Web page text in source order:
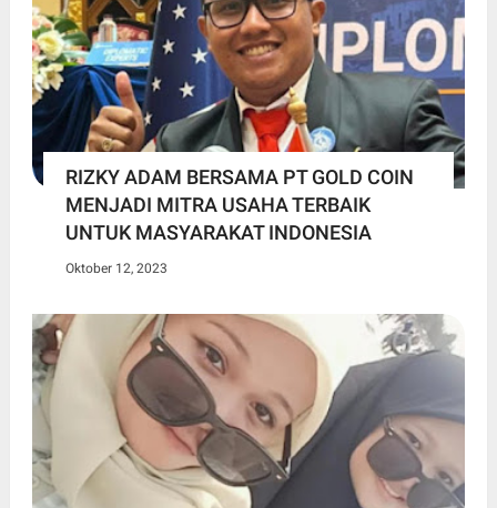
RIZKY ADAM BERSAMA PT GOLD COIN
MENJADI MITRA USAHA TERBAIK
UNTUK MASYARAKAT INDONESIA
Oktober 12, 2023